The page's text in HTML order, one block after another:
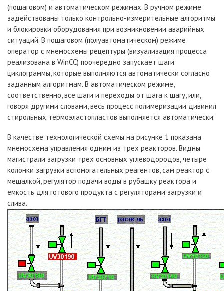
(пошаговом) и автоматическом режимах. В ручном режиме
задействованы только контрольно-измерительные алгоритмы
и блокировки оборудования при возникновении аварийных
ситуаций. В пошаговом (полуавтоматическом) режиме
оператор с мнемосхемы рецептуры (визуализация процесса
реализована в WinCC) поочередно запускает шаги
циклограммы, которые выполняются автоматически согласно
заданным алгоритмам. В автоматическом режиме,
соответственно, все шаги и переходы от шага к шагу, или,
говоря другими словами, весь процесс полимеризации дивинил
стирольных термоэластопластов выполняется автоматически.
В качестве технологической схемы на рисунке 1 показана
мнемосхема управления одним из трех реакторов. Видны
магистрали загрузки трех основных углеводородов, четыре
колонки загрузки вспомогательных реагентов, сам реактор с
мешалкой, регулятор подачи воды в рубашку реактора и
емкость для готового продукта с регуляторами загрузки и
слива.